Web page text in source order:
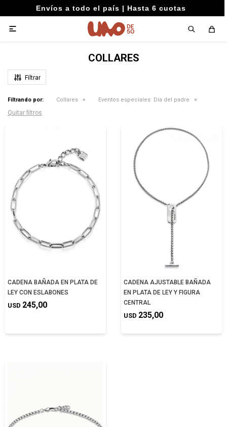
Envíos a todo el país | Hasta 6 cuotas

COLLARES
Filtrando por: Collares Eventos especiales: Día del padre
Quitar filtros
CADENA BAÑADA EN PLATA DE
LEY CON ESLABONES
USD 245,00
CADENA AJUSTABLE BAÑADA
EN PLATA DE LEY Y FIGURA
CENTRAL
USD 235,00